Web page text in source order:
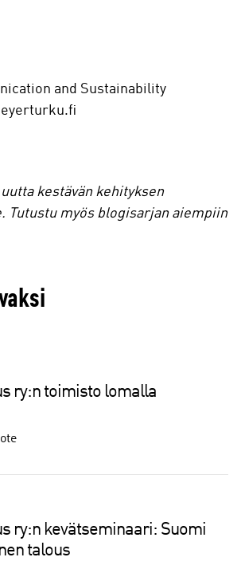
and Sustainability
kestävän kehityksen
Tutustu myös blogisarjan aiempiin
ry:n toimisto lomalla
ry:n kevätseminaari: Suomi
talous